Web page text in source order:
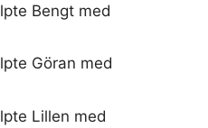
Bengt med
Göran med
Lillen med